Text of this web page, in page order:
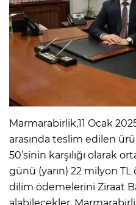
Marmarabirlik,11 Ocak
arasında teslim edilen
50’sinin karşılığı olarak
günü (yarın) 22 milyon
dilim ödemelerini Ziraat